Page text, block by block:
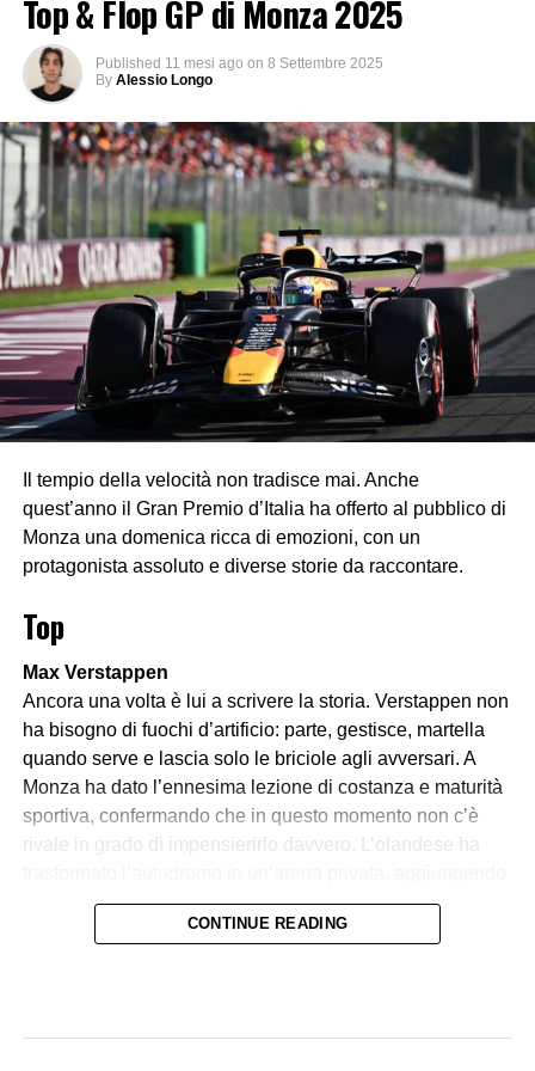
Top & Flop GP di Monza 2025
Published 11 mesi ago on 8 Settembre 2025
By Alessio Longo
Il tempio della velocità non tradisce mai. Anche
quest’anno il Gran Premio d’Italia ha offerto al pubblico di
Monza una domenica ricca di emozioni, con un
protagonista assoluto e diverse storie da raccontare.
Top
Max Verstappen
Ancora una volta è lui a scrivere la storia. Verstappen non
ha bisogno di fuochi d’artificio: parte, gestisce, martella
quando serve e lascia solo le briciole agli avversari. A
Monza ha dato l’ennesima lezione di costanza e maturità
sportiva, confermando che in questo momento non c’è
rivale in grado di impensierirlo davvero. L’olandese ha
un altro sigillo a una carriera che sembra non conoscere
di qualità. Secondo posto conquistato con grinta, ritmo
CONTINUE READING